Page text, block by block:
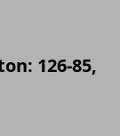
126-85,